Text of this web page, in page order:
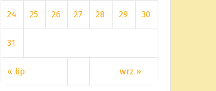
« lip wrz »
24 25 26 27 28 29 30
31